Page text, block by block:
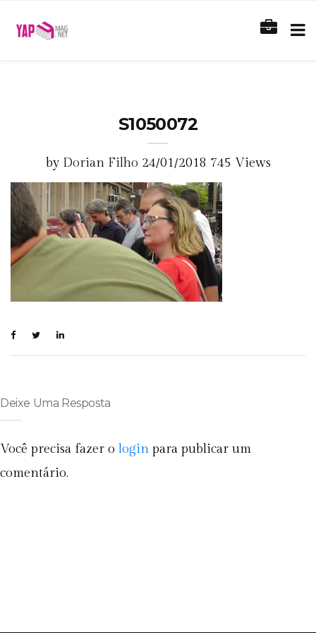
S1050072
by Dorian Filho 24/01/2018 745 Views
Deixe Uma Resposta
Você precisa fazer o login para publicar um
comentário.